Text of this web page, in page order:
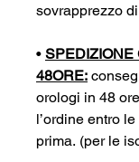
sovrapprezzo
• SPEDIZIONE
48ORE:
orologi in 48
l’ordine entro
prima. (per le